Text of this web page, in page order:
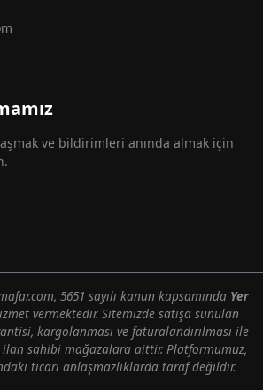
ve bildirimleri anında almak için
5651 sayılı kanun kapsamında Yer
vermektedir. Sitemizde satışa sunulan
kargolanması ve faturalandırılması ile
sahibi mağazalara aittir. Platformumuz,
ticari anlaşmazlıklarda taraf değildir.